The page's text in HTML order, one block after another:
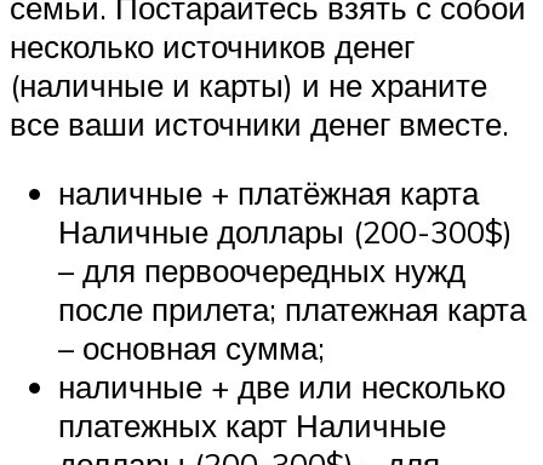
несколько источников денег
(наличные и карты) и не храните
все ваши источники денег вместе.
наличные + платёжная карта
Наличные доллары (200-300$)
– для первоочередных нужд
после прилета; платежная карта
– основная сумма;
наличные + две или несколько
платежных карт Наличные